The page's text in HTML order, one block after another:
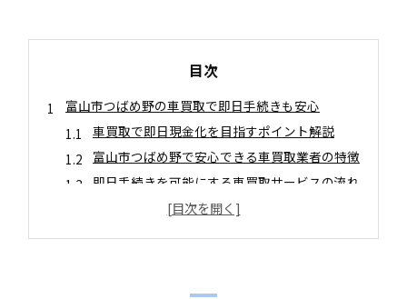
目次
富山市つばめ野の車買取で即日手続きも安心
車買取で即日現金化を目指すポイント解説
富山市つばめ野で安心できる車買取業者の特徴
即日手続きを可能にする車買取サービスの流れ
車買取を利用したスピーディーな売却体験とは